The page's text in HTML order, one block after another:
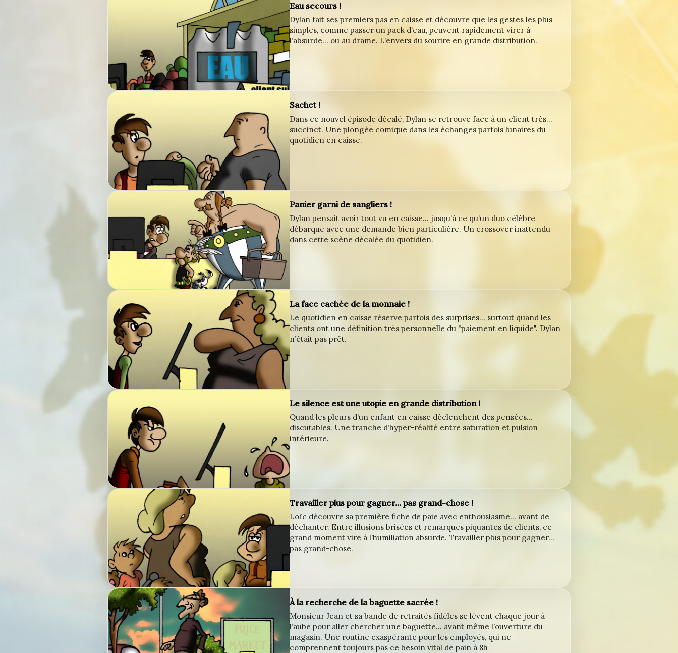
Eau secours !
Dylan fait ses premiers pas en caisse et découvre que les gestes les plus
simples, comme passer un pack d’eau, peuvent rapidement virer à
l’absurde… ou au drame. L’envers du sourire en grande distribution.
Sachet !
Dans ce nouvel épisode décalé, Dylan se retrouve face à un client très…
succinct. Une plongée comique dans les échanges parfois lunaires du
quotidien en caisse.
Panier garni de sangliers !
Dylan pensait avoir tout vu en caisse… jusqu’à ce qu’un duo célèbre
débarque avec une demande bien particulière. Un crossover inattendu
dans cette scène décalée du quotidien.
La face cachée de la monnaie !
Le quotidien en caisse réserve parfois des surprises… surtout quand les
clients ont une définition très personnelle du "paiement en liquide". Dylan
n’était pas prêt.
Le silence est une utopie en grande distribution !
Quand les pleurs d’un enfant en caisse déclenchent des pensées...
discutables. Une tranche d’hyper-réalité entre saturation et pulsion
intérieure.
Travailler plus pour gagner… pas grand-chose !
Loïc découvre sa première fiche de paie avec enthousiasme... avant de
déchanter. Entre illusions brisées et remarques piquantes de clients, ce
grand moment vire à l’humiliation absurde. Travailler plus pour gagner…
pas grand-chose.
À la recherche de la baguette sacrée !
Monsieur Jean et sa bande de retraités fidèles se lèvent chaque jour à
l’aube pour aller chercher une baguette… avant même l’ouverture du
magasin. Une routine exaspérante pour les employés, qui ne
comprennent toujours pas ce besoin vital de pain à 8h